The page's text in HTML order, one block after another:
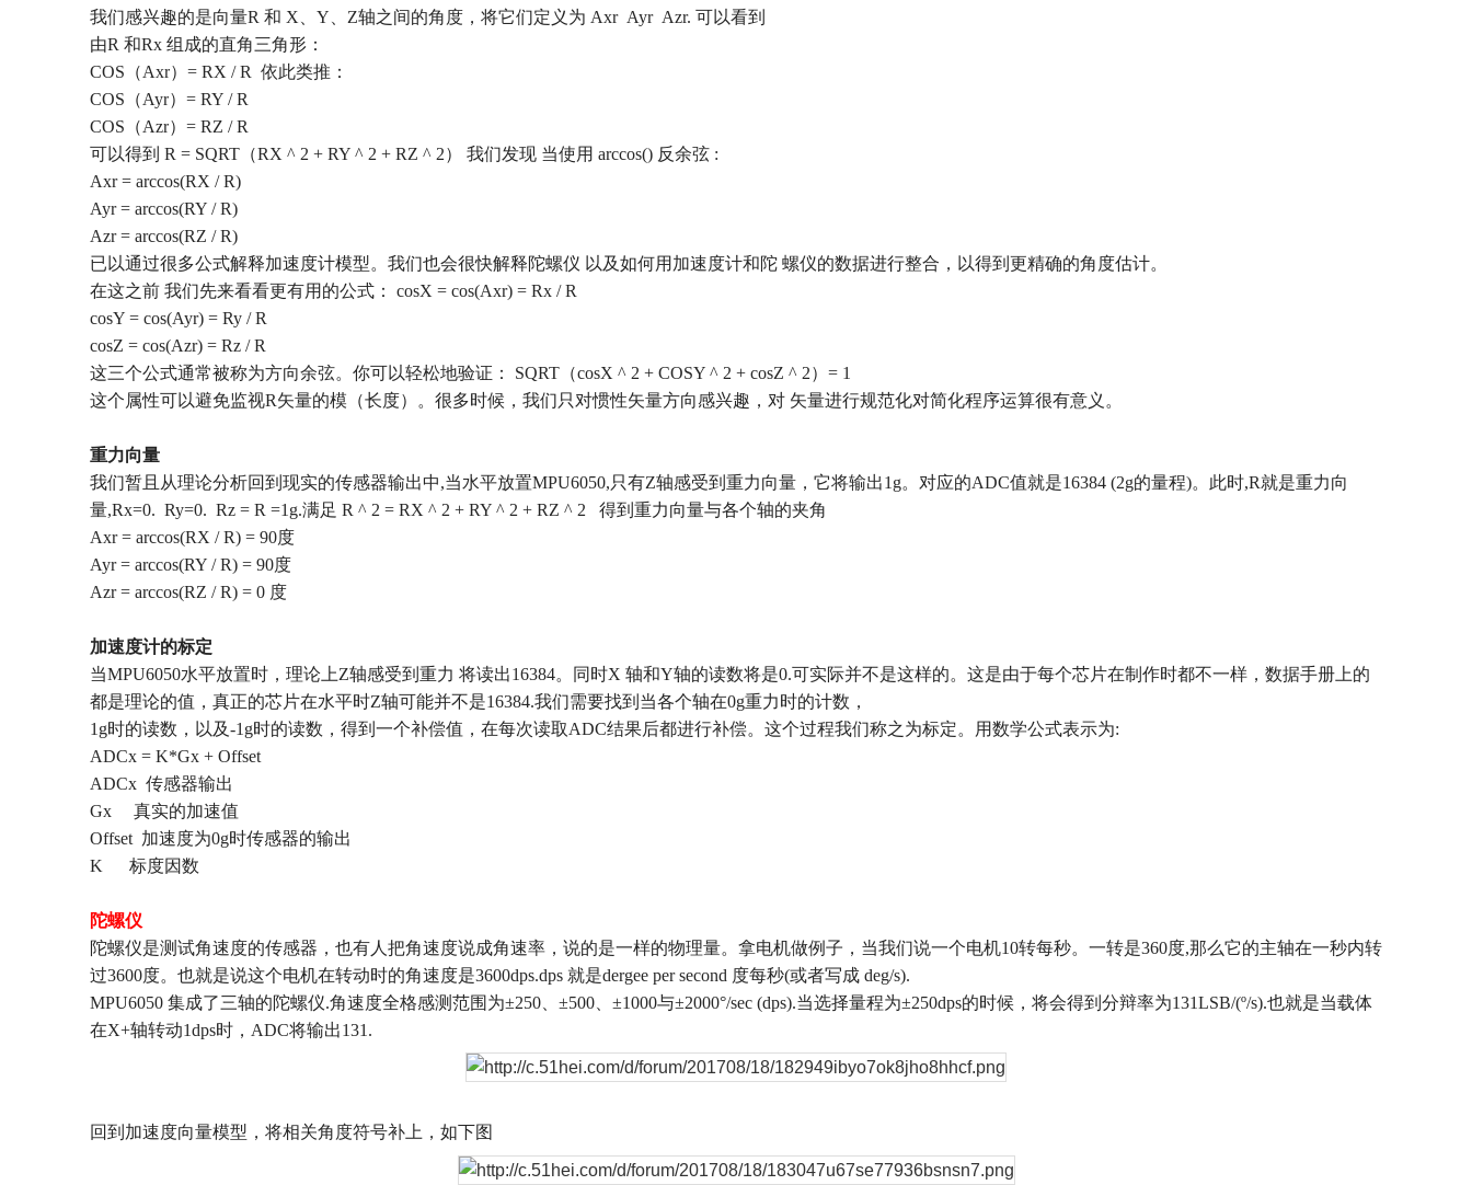
我们感兴趣的是向量R 和 X Y Z轴之间的角度，将它们定义为 Axr Ayr Azr. 可以看到
由R 和Rx 组成的直角三角形：
COS （Axr） = RX / R 依此类推：
COS （Ayr） = RY / R
COS （Azr） = RZ / R
可以得到 R = SQRT （RX ^ 2 + RY ^ 2 + RZ ^ 2） 我们发现 当使用 arccos() 反余弦 :
Axr = arccos(RX / R)
Ayr = arccos(RY / R)
Azr = arccos(RZ / R)
已以通过很多公式解释加速度计模型。我们也会很快解释陀螺仪 以及如何用加速度计和陀 螺仪的数据进行整合，以得到更精确的角度估计。
在这之前 我们先来看看更有用的公式：
cosX = cos(Axr) = Rx / R
cosY = cos(Ayr) = Ry / R
cosZ = cos(Azr) = Rz / R
这三个公式通常被称为方向余弦。你可以轻松地验证：
SQRT （cosX ^ 2 + COSY ^ 2 + cosZ ^ 2） = 1
这个属性可以避免监视R矢量的模（长度）。很多时候，我们只对惯性矢量方向感兴趣，对 矢量进行规范化对简化程序运算很有意义。
重力向量
我们暂且从理论分析回到现实的传感器输出中,当水平放置MPU6050, 只有Z轴感受到重力向量，它将输出1g。对应的ADC值就是16384 (2g的量程)。此时,R就是重力向
量,Rx=0. Ry=0. Rz = R =1g.满足 R ^ 2 = RX ^ 2 + RY ^ 2 + RZ ^ 2 得到重力向量与各个轴的夹角
Axr = arccos(RX / R) = 90度
Ayr = arccos(RY / R) = 90度
Azr = arccos(RZ / R) = 0 度
加速度计的标定
当MPU6050水平放置时，理论上Z轴感受到重力 将读出16384。同时X 轴和Y轴的读数将是0.可实际并不是这样的。这是由于每个芯片在制作时都不一样，数据手册上的
都是理论的值，真正的芯片在水平时Z轴可能并不是16384.我们需要找到当各个轴在0g重力时的计数，
1g时的读数，以及-1g时的读数，得到一个补偿值，在每次读取ADC结果后都进行补偿。这个过程我们称之为标定。用数学公式表示为:
ADCx = K*Gx + Offset
ADCx 传感器输出
Gx 真实的加速值
Offset 加速度为0g时传感器的输出
K 标度因数
陀螺仪
陀螺仪是测试角速度的传感器，也有人把角速度说成角速率，说的是一样的物理量。拿电机做例子，当我们说一个电机10转每秒。一转是360度,那么它的主轴在一秒内转
过3600度。也就是说这个电机在转动时的角速度是3600dps.dps 就是dergee per second 度每秒(或者写成 deg/s).
MPU6050 集成了三轴的陀螺仪.角速度全格感测范围为±250 ±500 ±1000与±2000°/sec (dps).当选择量程为±250dps的时候，将会得到分辩率为131LSB/(º/s).也就是当载体
在X+轴转动1dps时， ADC将输出131.
回到加速度向量模型，将相关角度符号补上，如下图